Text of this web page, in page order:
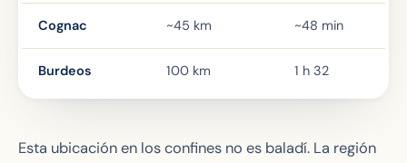
Cognac ~45 km ~48 min
Burdeos 100 km 1 h 32
Esta ubicación en los confines no es baladí. La región